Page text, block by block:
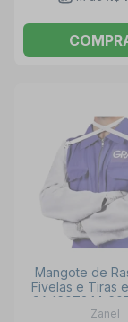
Mangote de
Fivelas e Tiras
CA 16073 M-
Zanel